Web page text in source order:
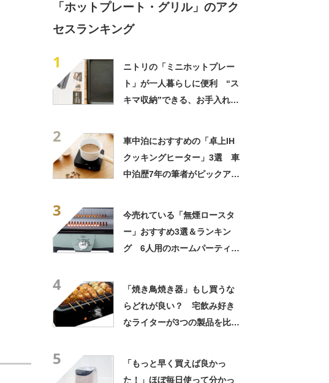
「ホットプレート・グリル」のアク
セスランキング
1
ニトリの「ミニホットプレー
ト」が一人暮らしに便利 “ス
キマ収納”できる、お手入れ簡
2
車中泊におすすめの「卓上IH
クッキングヒーター」3選 車
中泊歴7年の筆者がピックアッ
3
今売れている「無煙ロースタ
ー」おすすめ3選＆ランキン
グ 6人用のホームパーティー
4
「焼き鳥焼き器」もし買うな
らどれが良い？ 宅飲み好き
なライターが3つの製品を比較
5
「もっと早く買えば良かっ
た！」ほぼ毎日使って分かっ